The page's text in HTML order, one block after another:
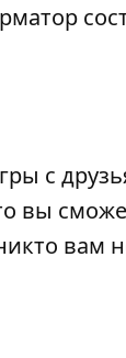
с
вы
вам